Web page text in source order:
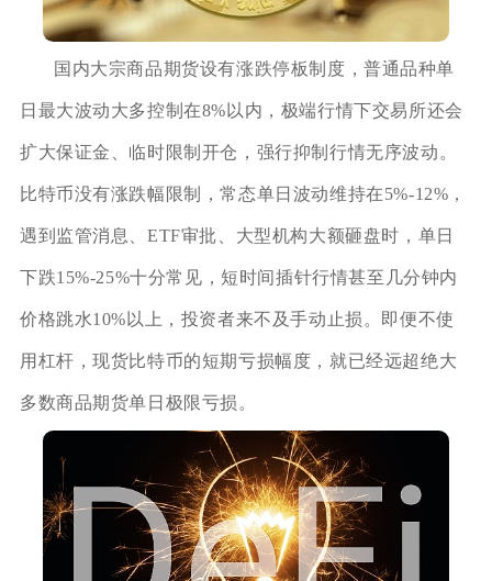
国内大宗商品期货设有涨跌停板制度，普通品种单
日最大波动大多控制在8%以内，极端行情下交易所还会
扩大保证金、临时限制开仓，强行抑制行情无序波动。
比特币没有涨跌幅限制，常态单日波动维持在5%‑12%，
遇到监管消息、ETF审批、大型机构大额砸盘时，单日
下跌15%‑25%十分常见，短时间插针行情甚至几分钟内
价格跳水10%以上，投资者来不及手动止损。即便不使
用杠杆，现货比特币的短期亏损幅度，就已经远超绝大
多数商品期货单日极限亏损。